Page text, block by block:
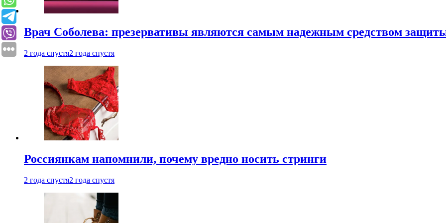
Врач Соболева: презервативы являются самым надежным средством
2 года спустя2 года спустя
Россиянкам напомнили, почему вредно носить стринги
2 года спустя2 года спустя